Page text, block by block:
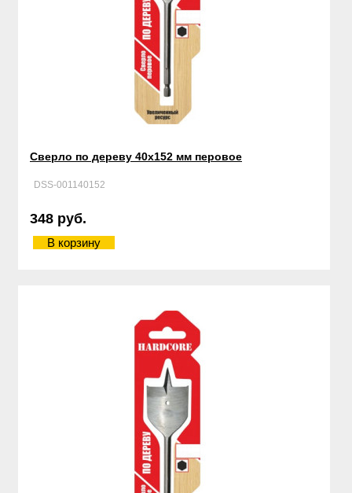
Сверло по дереву 40х152 мм перовое
DSS-001140152
348 руб.
В корзину